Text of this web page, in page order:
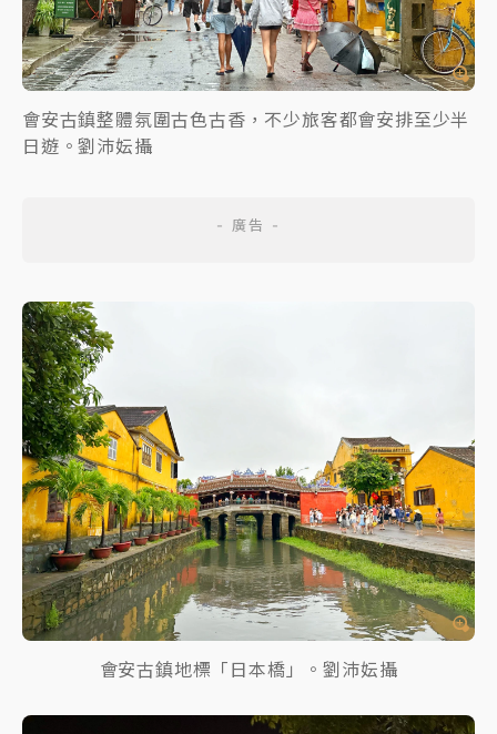
會安古鎮整體氛圍古色古香，不少旅客都會安排至少半
日遊。劉沛妘攝
會安古鎮地標「日本橋」。劉沛妘攝